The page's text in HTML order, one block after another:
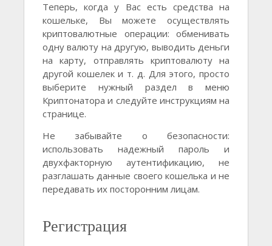
Теперь, когда у Вас есть средства на
кошельке, Вы можете осуществлять
криптовалютные операции: обменивать
одну валюту на другую, выводить деньги
на карту, отправлять криптовалюту на
другой кошелек и т. д. Для этого, просто
выберите нужный раздел в меню
Криптонатора и следуйте инструкциям на
странице.
Не забывайте о безопасности:
использовать надежный пароль и
двухфакторную аутентификацию, не
разглашать данные своего кошелька и не
передавать их посторонним лицам.
Регистрация